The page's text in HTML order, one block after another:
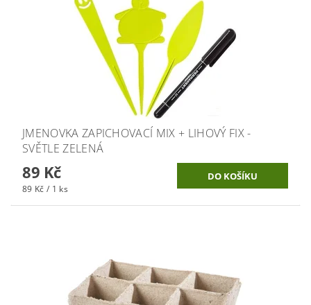
JMENOVKA ZAPICHOVACÍ MIX + LIHOVÝ FIX -
SVĚTLE ZELENÁ
89 Kč
89 Kč / 1 ks